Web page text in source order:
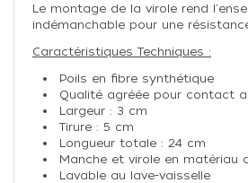
Le montage de la virole rend
indémanchable pour une
Caractéristiques Techniques :
Poils en fibre synthétique
Qualité agréée pour contact
Largeur : 3 cm
Tirure : 5 cm
Longueur totale : 24 cm
Manche et virole en matériau
Lavable au lave-vaisselle